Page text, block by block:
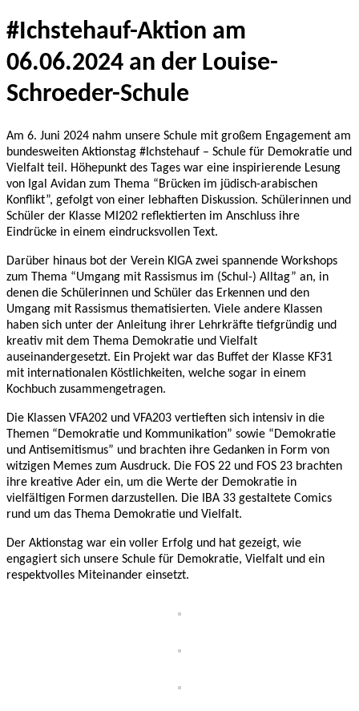
#Ichstehauf-Aktion am
06.06.2024 an der Louise-
Schroeder-Schule
Am 6. Juni 2024 nahm unsere Schule mit großem Engagement am
bundesweiten Aktionstag #Ichstehauf – Schule für Demokratie und
Vielfalt teil. Höhepunkt des Tages war eine inspirierende Lesung
von Igal Avidan zum Thema “Brücken im jüdisch-arabischen
Konflikt”, gefolgt von einer lebhaften Diskussion. Schülerinnen und
Schüler der Klasse MI202 reflektierten im Anschluss ihre
Eindrücke in einem eindrucksvollen Text.
Darüber hinaus bot der Verein KIGA zwei spannende Workshops
zum Thema “Umgang mit Rassismus im (Schul-) Alltag” an, in
denen die Schülerinnen und Schüler das Erkennen und den
Umgang mit Rassismus thematisierten. Viele andere Klassen
haben sich unter der Anleitung ihrer Lehrkräfte tiefgründig und
kreativ mit dem Thema Demokratie und Vielfalt
auseinandergesetzt. Ein Projekt war das Buffet der Klasse KF31
mit internationalen Köstlichkeiten, welche sogar in einem
Kochbuch zusammengetragen.
Die Klassen VFA202 und VFA203 vertieften sich intensiv in die
Themen “Demokratie und Kommunikation” sowie “Demokratie
und Antisemitismus” und brachten ihre Gedanken in Form von
witzigen Memes zum Ausdruck. Die FOS 22 und FOS 23 brachten
ihre kreative Ader ein, um die Werte der Demokratie in
vielfältigen Formen darzustellen. Die IBA 33 gestaltete Comics
rund um das Thema Demokratie und Vielfalt.
Der Aktionstag war ein voller Erfolg und hat gezeigt, wie
engagiert sich unsere Schule für Demokratie, Vielfalt und ein
respektvolles Miteinander einsetzt.